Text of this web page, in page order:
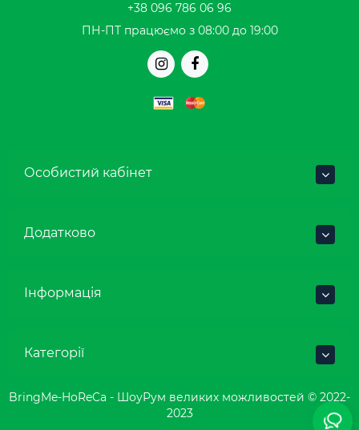
+38 096 786 06 96
ПН-ПТ працюємо з 08:00 до 19:00
Особистий кабінет
Додатково
Інформація
Категорії
BringMe-HoReCa - ШоуРум великих можливостей © 2022-
2023